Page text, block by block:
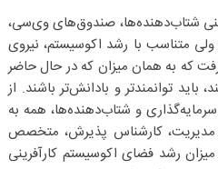
شتاب‌دهنده‌ها، صندوق‌های وی‌سی،
متناسب با رشد اکوسیستم، نیروی
که به همان میزان که در حال حاضر
توانمندتر و با‌دانش‌تر باشند. از
و شتاب‌دهنده‌ها، همه به
مدیریت، کارشناس پذیرش، متخصص
رشد فضای اکوسیستم کارآفرینی